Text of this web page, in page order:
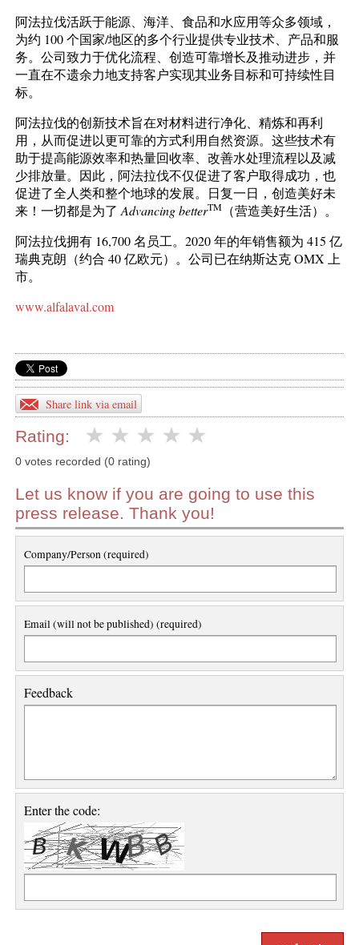
阿法拉伐活跃于能源、海洋、食品和水应用等众多领域，
为约 100 个国家/地区的多个行业提供专业技术、产品和服
务。公司致力于优化流程、创造可靠增长及推动进步，并
一直在不遗余力地支持客户实现其业务目标和可持续性目
标。
阿法拉伐的创新技术旨在对材料进行净化、精炼和再利
用，从而促进以更可靠的方式利用自然资源。这些技术有
助于提高能源效率和热量回收率、改善水处理流程以及减
少排放量。因此，阿法拉伐不仅促进了客户取得成功，也
促进了全人类和整个地球的发展。日复一日，创造美好未
来！一切都是为了Advancing betterTM
（营造美好生活）。
阿法拉伐拥有 16,700 名员工。2020 年的年销售额为 415 亿
瑞典克朗（约合 40 亿欧元）。公司已在纳斯达克 OMX 上
市。
www.alfalaval.com
Share link via email
Rating:
0 votes recorded (0 rating)
Let us know if you are going to use this
press release. Thank you!
Company/Person (required)
Email (will not be published) (required)
Feedback
Enter the code: